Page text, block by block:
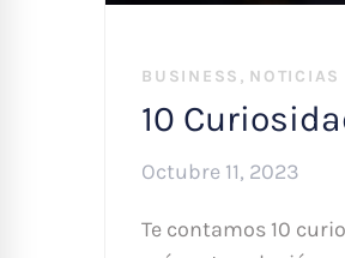
BUSINESS , NOTICIAS
10
Octubre 11, 2023
Te contamos 10